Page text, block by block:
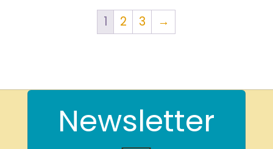
1 2 3 →
Newsletter